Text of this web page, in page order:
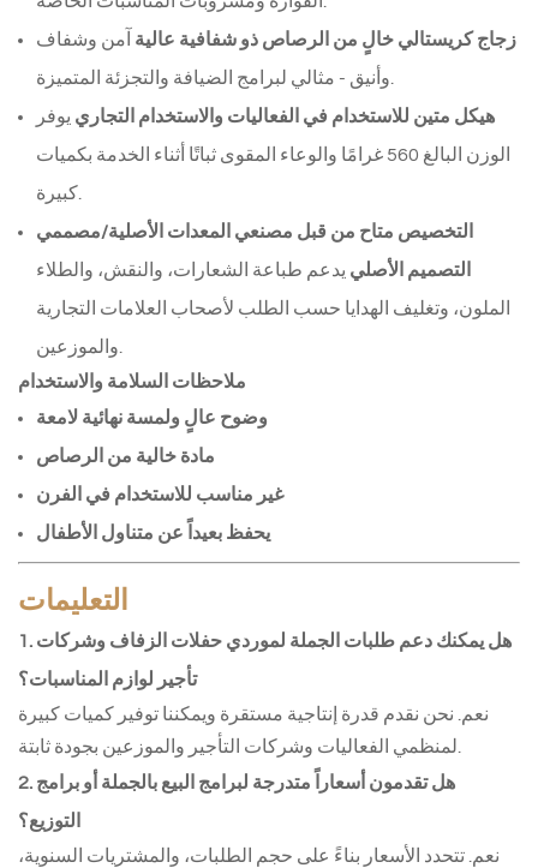
زجاج كريستالي خالٍ من الرصاص ذو شفافية عالية آمن وشفاف
هيكل متين للاستخدام في الفعاليات والاستخدام التجاري يوفر
الوزن البالغ 560 غرامًا والوعاء المقوى ثباتًا أثناء الخدمة بكميات
التخصيص متاح من قبل مصنعي المعدات الأصلية/مصممي
التصميم الأصلي يدعم طباعة الشعارات، والنقش، والطلاء
الملون، وتغليف الهدايا حسب الطلب لأصحاب العلامات التجارية
ملاحظات السلامة والاستخدام
وضوح عالٍ ولمسة نهائية لامعة
مادة خالية من الرصاص
غير مناسب للاستخدام في الفرن
يحفظ بعيداً عن متناول الأطفال
التعليمات
1. هل يمكنك دعم طلبات الجملة لموردي حفلات الزفاف وشركات
تأجير لوازم المناسبات؟
نعم. نحن نقدم قدرة إنتاجية مستقرة ويمكننا توفير كميات كبيرة
2. هل تقدمون أسعاراً متدرجة لبرامج البيع بالجملة أو برامج
التوزيع؟
نعم. تتحدد الأسعار بناءً على حجم الطلبات، والمشتريات السنوية،